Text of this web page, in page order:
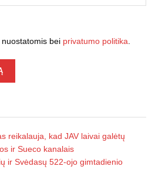
bei privatumo politika
reikalauja, kad JAV laivai galėtų
ir Sueco kanalais
ir Svėdasų 522-ojo gimtadienio